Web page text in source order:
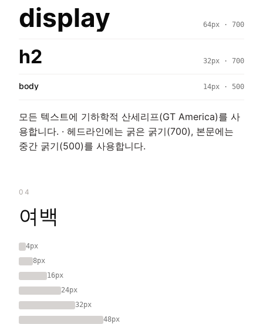
display 64px · 700
h2 32px · 700
body 14px · 500
모든 텍스트에 기하학적 산세리프(GT America)를 사
용합니다. · 헤드라인에는 굵은 굵기(700), 본문에는
중간 굵기(500)를 사용합니다.
04
여백
4px
8px
16px
24px
32px
48px